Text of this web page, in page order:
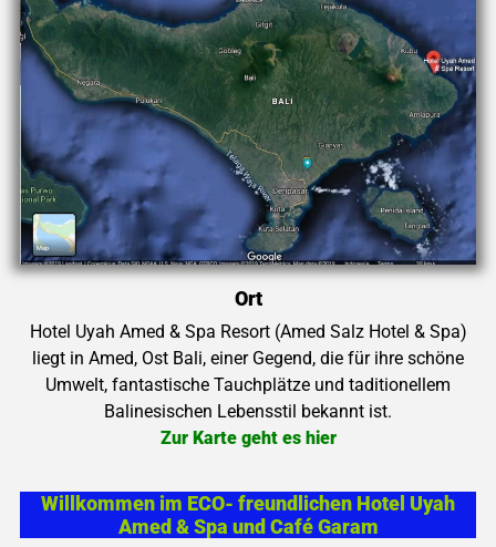
Ort
Hotel Uyah Amed & Spa Resort (Amed Salz Hotel & Spa)
liegt in Amed, Ost Bali, einer Gegend, die für ihre schöne
Umwelt, fantastische Tauchplätze und taditionellem
Balinesischen Lebensstil bekannt ist.
Zur Karte geht es hier
Willkommen im ECO- freundlichen Hotel Uyah
Amed & Spa und Café Garam